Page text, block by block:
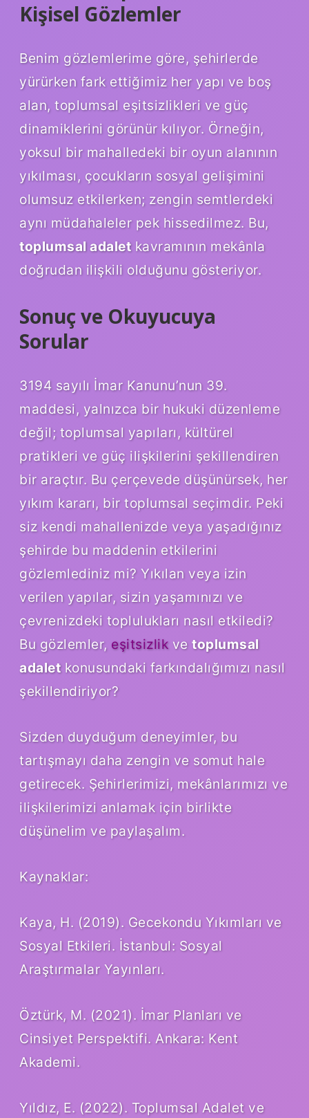
Kişisel Gözlemler
Benim gözlemlerime göre, şehirlerde
yürürken fark ettiğimiz her yapı ve boş
alan, toplumsal eşitsizlikleri ve güç
dinamiklerini görünür kılıyor. Örneğin,
yoksul bir mahalledeki bir oyun alanının
yıkılması, çocukların sosyal gelişimini
olumsuz etkilerken; zengin semtlerdeki
aynı müdahaleler pek hissedilmez. Bu,
toplumsal adaletkavramının mekânla
doğrudan ilişkili olduğunu gösteriyor.
Sonuç ve Okuyucuya
Sorular
3194 sayılı İmar Kanunu’nun 39.
maddesi, yalnızca bir hukuki düzenleme
değil; toplumsal yapıları, kültürel
pratikleri ve güç ilişkilerini şekillendiren
bir araçtır. Bu çerçevede düşünürsek, her
yıkım kararı, bir toplumsal seçimdir. Peki
siz kendi mahallenizde veya yaşadığınız
şehirde bu maddenin etkilerini
gözlemlediniz mi? Yıkılan veya izin
verilen yapılar, sizin yaşamınızı ve
çevrenizdeki toplulukları nasıl etkiledi?
Bu gözlemler, eşitsizlikve toplumsal
adaletkonusundaki farkındalığımızı nasıl
şekillendiriyor?
Sizden duyduğum deneyimler, bu
tartışmayı daha zengin ve somut hale
getirecek. Şehirlerimizi, mekânlarımızı ve
ilişkilerimizi anlamak için birlikte
düşünelim ve paylaşalım.
Kaynaklar:
Kaya, H. (2019). Gecekondu Yıkımları ve
Sosyal Etkileri. İstanbul: Sosyal
Araştırmalar Yayınları.
Öztürk, M. (2021). İmar Planları ve
Cinsiyet Perspektifi. Ankara: Kent
Akademi.
Yıldız, E. (2022). Toplumsal Adalet ve